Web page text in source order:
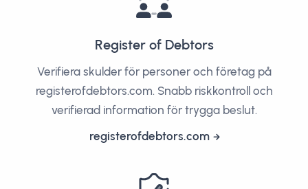
Register of Debtors
Verifiera skulder för personer och företag på
registerofdebtors.com. Snabb riskkontroll och
verifierad information för trygga beslut.
registerofdebtors.com